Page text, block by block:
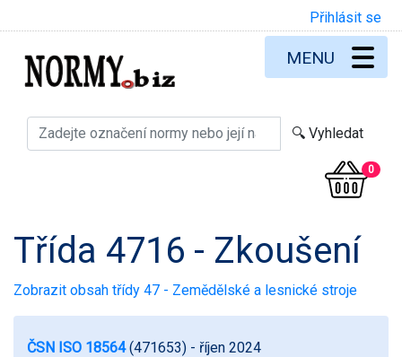
Přihlásit se
0
MENU
Třída 4716 - Zkoušení
Zobrazit obsah třídy 47 - Zemědělské a lesnické stroje
ČSN ISO 18564(471653) - říjen 2024